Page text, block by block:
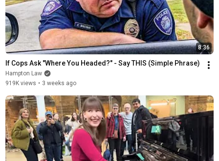
8:36
If Cops Ask "Where You Headed?" - Say THIS (Simple Phrase)
Hampton Law
919K views • 3 weeks ago